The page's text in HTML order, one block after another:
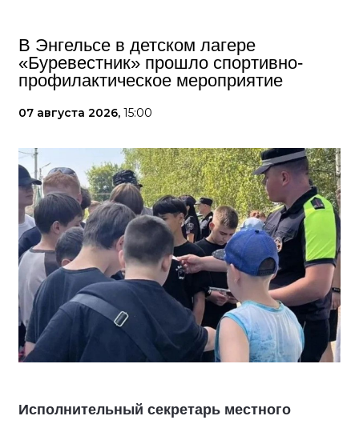
В Энгельсе в детском лагере
«Буревестник» прошло спортивно-
профилактическое мероприятие
07 августа 2026, 15:00
Исполнительный секретарь местного